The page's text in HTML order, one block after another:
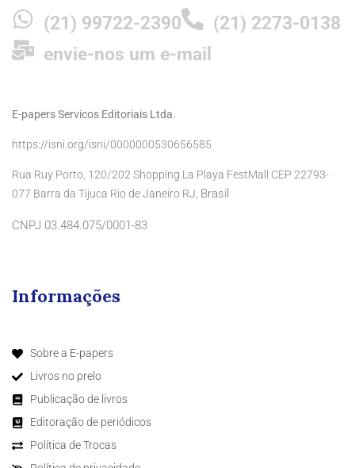
(21) 99722-2390
(21) 2273-0138
envie-nos um e-mail
E-papers Servicos Editoriais Ltda.
https://isni.org/isni/0000000530656585
Rua Ruy Porto, 120/202 Shopping La Playa FestMall CEP 22793-
077 Barra da Tijuca Rio de Janeiro RJ, Brasil
CNPJ 03.484.075/0001-83
Informações
Sobre a E-papers
Livros no prelo
Publicação de livros
Editoração de periódicos
Política de Trocas